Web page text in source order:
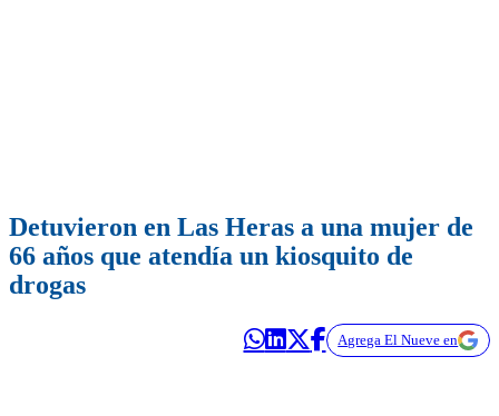
Detuvieron en Las Heras a una mujer de
66 años que atendía un kiosquito de
drogas
Agrega El Nueve en